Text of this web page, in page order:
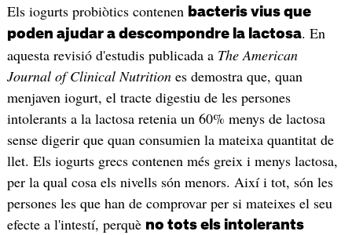
Els iogurts probiòtics contenen bacteris vius que
poden ajudar a descompondre la lactosa. En
aquesta revisió d'estudis publicada a The American
Journal of Clinical Nutritiones demostra que, quan
menjaven iogurt, el tracte digestiu de les persones
intolerants a la lactosa retenia un 60% menys de lactosa
sense digerir que quan consumien la mateixa quantitat de
llet. Els iogurts grecs contenen més greix i menys lactosa,
per la qual cosa els nivells són menors. Així i tot, són les
persones les que han de comprovar per si mateixes el seu
efecte a l'intestí, perquè no tots els intolerants